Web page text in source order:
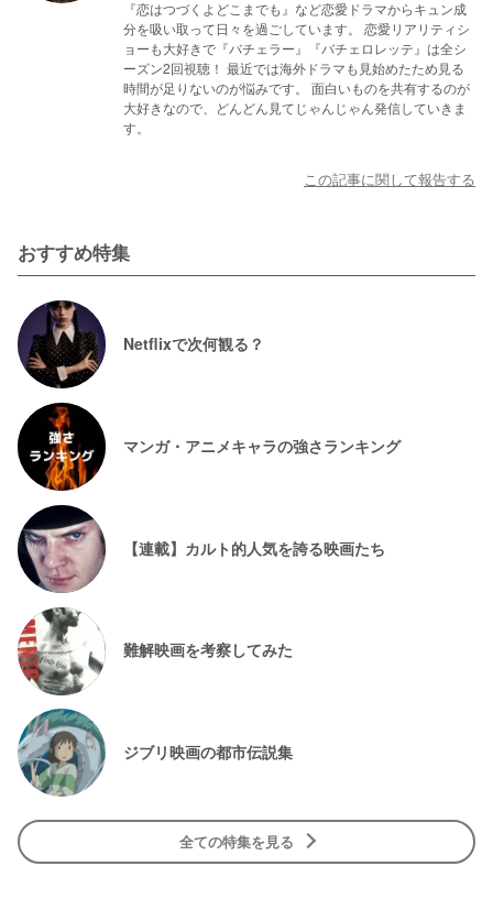
『恋はつづくよどこまでも』など恋愛ドラマからキュン成
分を吸い取って日々を過ごしています。 恋愛リアリティシ
ョーも大好きで『バチェラー』『バチェロレッテ』は全シ
ーズン2回視聴！ 最近では海外ドラマも見始めたため見る
時間が足りないのが悩みです。 面白いものを共有するのが
大好きなので、どんどん見てじゃんじゃん発信していきま
す。
この記事に関して報告する
おすすめ特集
Netflixで次何観る？
マンガ・アニメキャラの強さランキング
【連載】カルト的人気を誇る映画たち
難解映画を考察してみた
ジブリ映画の都市伝説集
全ての特集を見る